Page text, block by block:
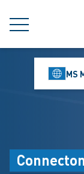
MENU
MS